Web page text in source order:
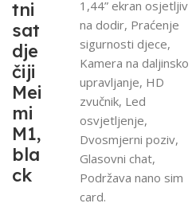
tni
sat
dje
čiji
Mei
mi
M1,
bla
ck
1,44” ekran osjetljiv
na dodir, Praćenje
sigurnosti djece,
Kamera na daljinsko
upravljanje, HD
zvučnik, Led
osvjetljenje,
Dvosmjerni poziv,
Glasovni chat,
Podržava nano sim
card.